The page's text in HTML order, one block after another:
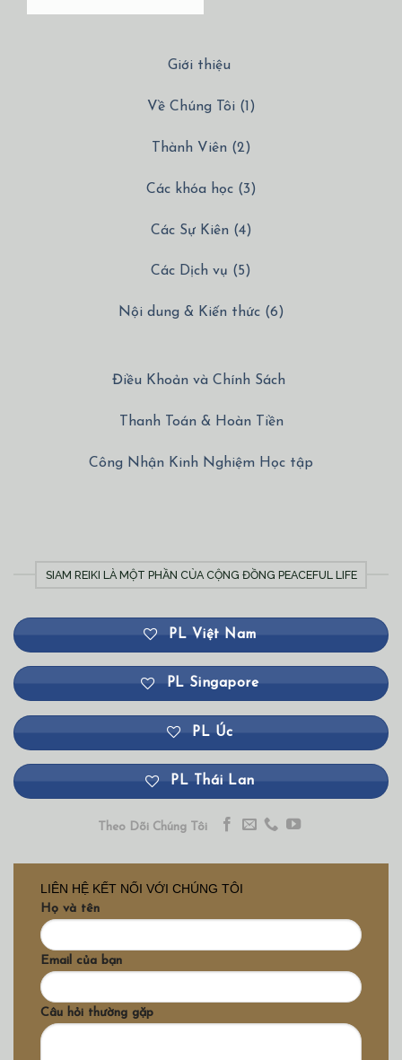
Giới thiệu
Về Chúng Tôi (1)
Thành Viên (2)
Các khóa học (3)
Các Sự Kiên (4)
Các Dịch vụ (5)
Nội dung & Kiến thức (6)
Điều Khoản và Chính Sách
Thanh Toán & Hoàn Tiền
Công Nhận Kinh Nghiệm Học tập
SIAM REIKI LÀ MỘT PHẦN CỦA CỘNG ĐỒNG PEACEFUL LIFE
PL Việt Nam
PL Singapore
PL Úc
PL Thái Lan
Theo Dõi Chúng Tôi
LIÊN HỆ KẾT NỐI VỚI CHÚNG TÔI
Họ và tên
Email của bạn
Câu hỏi thường gặp